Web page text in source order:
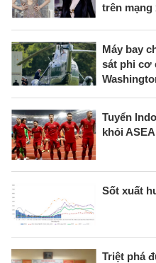
trên mạng
Máy bay
sát phi cơ
Tuyển
khỏi
Sốt xuất
Triệt phá